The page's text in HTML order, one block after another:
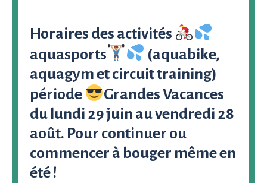
Horaires des activités
aquasports
(aquabike,
aquagym et circuit training)
période
Grandes Vacances
du lundi 29 juin au vendredi 28
août. Pour continuer ou
commencer à bouger même en
été !